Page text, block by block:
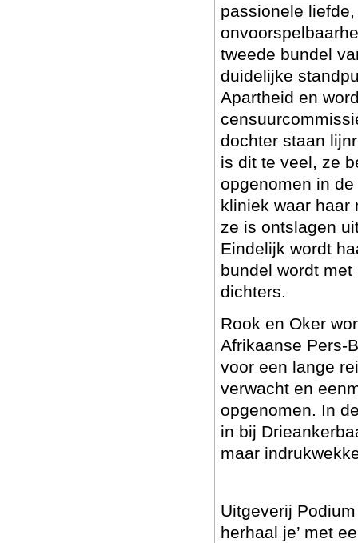
passionele
tweede bundel
duidelijke
Apartheid en
dochter staan
is dit te veel, ze
opgenomen in
kliniek waar haar
ze is ontslagen
Eindelijk wordt
bundel wordt
dichters.
Rook en Oker
Afrikaanse Pers-
voor een lange
verwacht en
opgenomen. In
in bij
maar
Uitgeverij
herhaal je’ met